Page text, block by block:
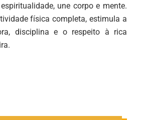
une corpo e mente.
física completa, estimula a
disciplina e o respeito à rica